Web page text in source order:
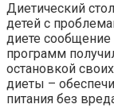
Диетический
детей с
диете
программ
остановкой
диеты –
питания без